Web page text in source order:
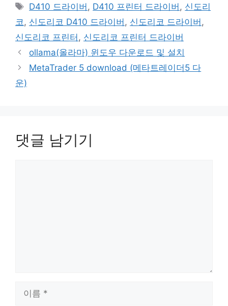
테
리
태
그
D410 드라이버 , D410 프린터 드라이버 , 신도리
코, 신도리코 D410 드라이버 , 신도리코 드라이버 ,
신도리코 프린터 , 신도리코 프린터 드라이버
ollama(올라마) 윈도우 다운로드 및 설치
MetaTrader 5 download (메타트레이더5 다
운)
댓글 남기기